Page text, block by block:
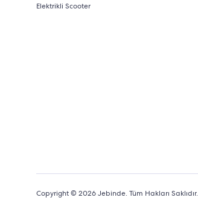
Elektrikli Scooter
Copyright © 2026 Jebinde. Tüm Hakları Saklıdır.